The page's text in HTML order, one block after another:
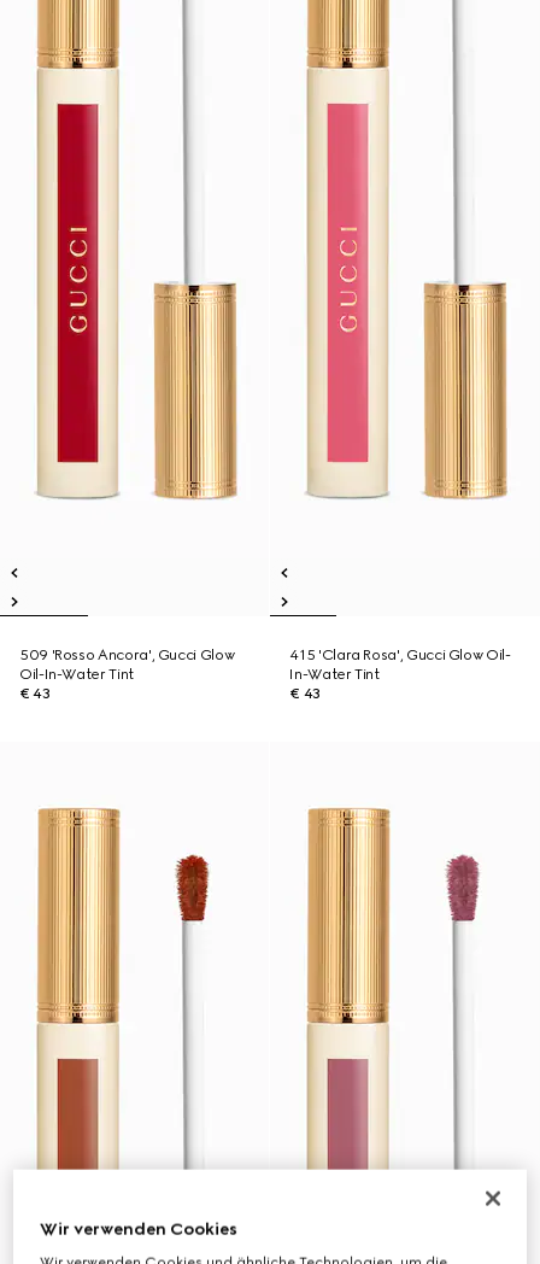
509 'Rosso Ancora', Gucci Glow
Oil-In-Water Tint
€ 43
415 'Clara Rosa', Gucci Glow Oil-
In-Water Tint
€ 43
Wir verwenden Cookies